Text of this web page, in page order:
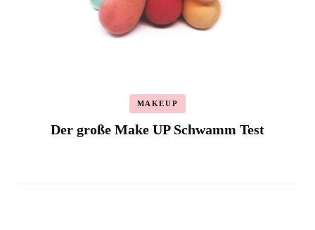
MAKEUP
Der große Make UP Schwamm Test